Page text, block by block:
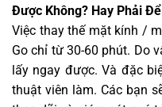
Được Không? Hay Phải
Việc thay thế mặt kính /
Go chỉ từ 30-60 phút. Do
lấy ngay được. Và đặc
thuật viên làm. Các bạn